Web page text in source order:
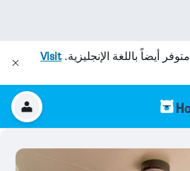
متوفر أيضاً باللغة الإنجليزية.Visit